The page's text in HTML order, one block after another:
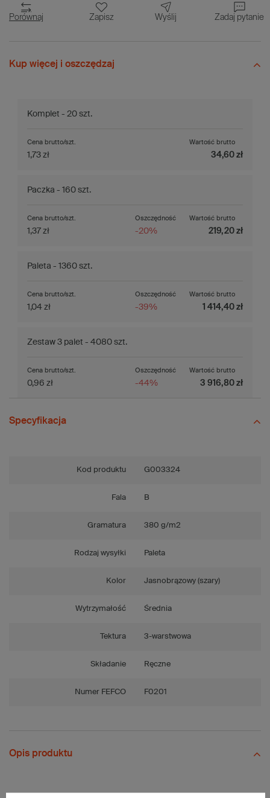
Porównaj Zapisz Wyślij Zadaj pytanie
Kup więcej i oszczędzaj
Komplet - 20 szt.
Cena brutto/szt.
1,73 zł
Wartość brutto
34,60 zł
Paczka - 160 szt.
Oszczędność
-20%
Cena brutto/szt.
1,37 zł
Wartość brutto
219,20 zł
Paleta - 1360 szt.
Oszczędność
-39%
Cena brutto/szt.
1,04 zł
Wartość brutto
1 414,40 zł
Zestaw 3 palet - 4080 szt.
Oszczędność
-44%
Cena brutto/szt.
0,96 zł
Wartość brutto
3 916,80 zł
Specyfikacja
Kod produktu G003324
Fala B
Gramatura 380 g/m2
Rodzaj wysyłki Paleta
Kolor Jasnobrązowy (szary)
Wytrzymałość Średnia
Tektura 3-warstwowa
Składanie Ręczne
Numer FEFCO F0201
Opis produktu